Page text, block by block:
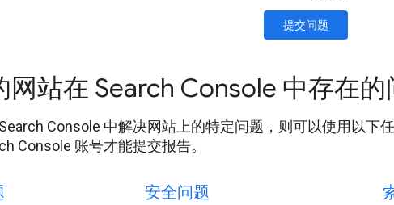
提交问题
网站在 Search Console 中存在的
Console 中解决网站上的特定问题，则可以使用以下
Console 账号才能提交报告。
安全问题